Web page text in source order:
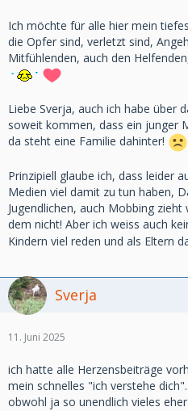
Ich möchte für alle hier mein
die Opfer sind, verletzt sind,
Mitfühlenden, auch den
Liebe Sverja, auch ich habe über
soweit kommen, dass ein junger
da steht eine Familie dahinter!
Prinzipiell glaube ich, dass leider
Medien viel damit zu tun haben,
Jugendlichen, auch Mobbing
dem nicht! Aber ich weiss auch
Kindern viel reden und als Eltern
Sverja
11. Juni 2025
ich hatte alle Herzensbeiträge
mein schnelles "ich verstehe
obwohl ja so unendlich vieles